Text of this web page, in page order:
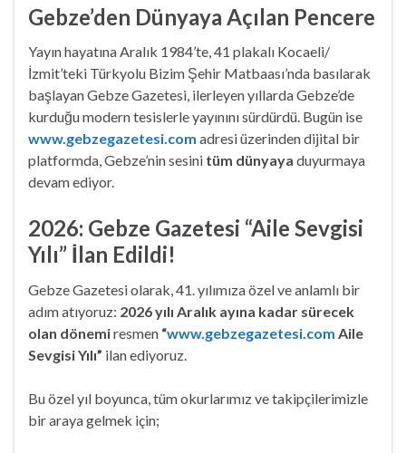
Gebze’den Dünyaya Açılan Pencere
Yayın hayatına Aralık 1984’te, 41 plakalı Kocaeli/
İzmit’teki Türkyolu Bizim Şehir Matbaası’nda basılarak
başlayan Gebze Gazetesi, ilerleyen yıllarda Gebze’de
kurduğu modern tesislerle yayınını sürdürdü. Bugün ise
www.gebzegazetesi.com adresi üzerinden dijital bir
platformda, Gebze’nin sesini tüm dünyaya duyurmaya
devam ediyor.
2026: Gebze Gazetesi “Aile Sevgisi
Yılı” İlan Edildi!
Gebze Gazetesi olarak, 41. yılımıza özel ve anlamlı bir
adım atıyoruz: 2026 yılı Aralık ayına kadar sürecek
olan dönemiresmen “www.gebzegazetesi.com Aile
Sevgisi Yılı” ilan ediyoruz.
Bu özel yıl boyunca, tüm okurlarımız ve takipçilerimizle
bir araya gelmek için;